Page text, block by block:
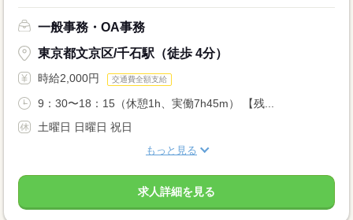
一般事務・OA事務
東京都文京区/千石駅（徒歩 4分）
時給2,000円 交通費全額支給
9：30〜18：15（休憩1h、実働7h45m） 【残...
土曜日 日曜日 祝日
もっと見る
求人詳細を見る